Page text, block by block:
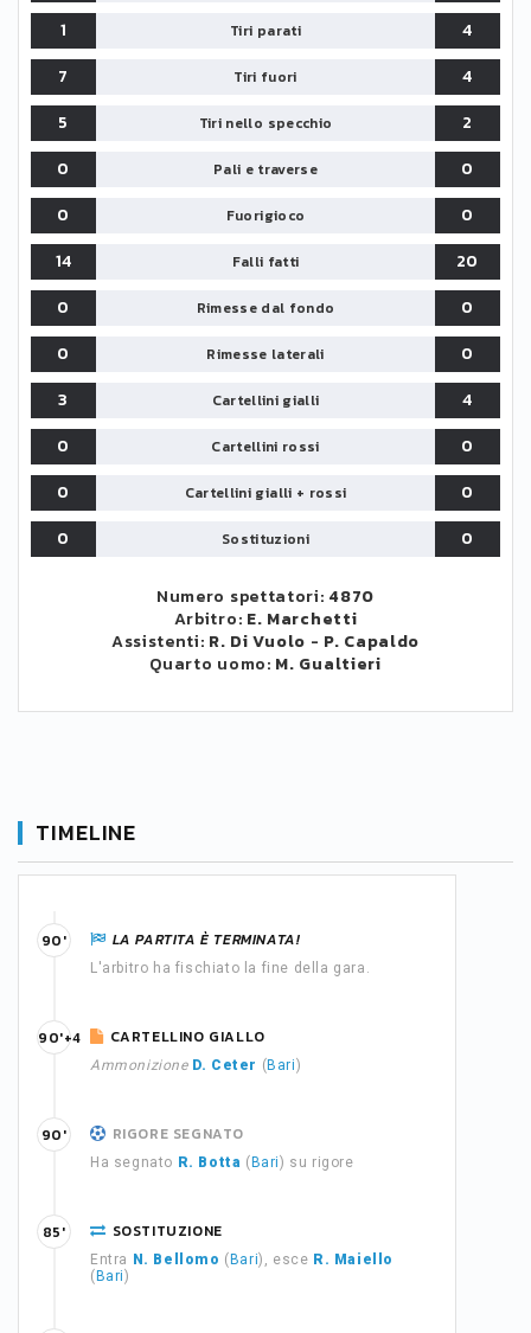
1 Tiri parati
4
7
Tiri fuori
4
5
Tiri nello specchio
2
0
Pali e traverse
0
0
Fuorigioco
0
14
Falli fatti
20
0
Rimesse dal fondo
0
0
Rimesse laterali
0
3
Cartellini gialli
4
0
Cartellini rossi
0
0
Cartellini gialli + rossi
0
0
Sostituzioni 0
Numero spettatori: 4870
Arbitro: E. Marchetti
Assistenti: R. Di Vuolo - P. Capaldo
Quarto uomo: M. Gualtieri
TIMELINE
LA PARTITA È TERMINATA!
L'arbitro ha fischiato la fine della gara.
90'
CARTELLINO GIALLO
Ammonizione D. Ceter ( Bari)
90'+4
RIGORE SEGNATO
Ha segnato R. Botta ( Bari) su rigore
90'
SOSTITUZIONE
Entra N. Bellomo ( Bari), esce R. Maiello
( Bari)
85'